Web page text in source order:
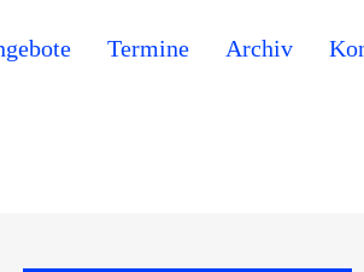
Termine Archiv